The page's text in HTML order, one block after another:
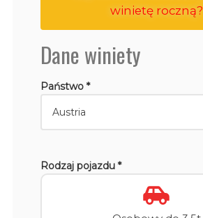
winietę roczną?
Dane winiety
Państwo *
Rodzaj pojazdu *